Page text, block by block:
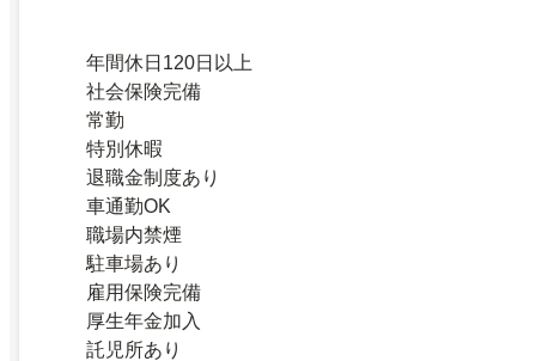
年間休日120日以上
社会保険完備
常勤
特別休暇
退職金制度あり
車通勤OK
職場内禁煙
駐車場あり
雇用保険完備
厚生年金加入
託児所あり